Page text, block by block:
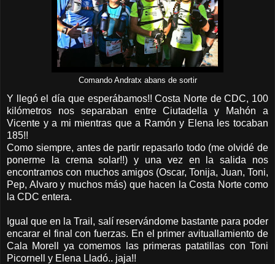
Comando Andratx abans de sortir
Y llegó el día que esperábamos!! Costa Norte de CDC, 100
kilómetros nos separaban entre Ciutadella y Mahón a
Vicente y a mi mientras que a Ramón y Elena les tocaban
185!!
Como siempre, antes de partir repasarlo todo (me olvidé de
ponerme la crema solar!!) y una vez en la salida nos
encontramos con muchos amigos (Oscar, Tonija, Juan, Toni,
Pep, Alvaro y muchos más) que hacen la Costa Norte como
la CDC entera.
Igual que en la Trail, salí reservándome bastante para poder
encarar el final con fuerzas. En el primer avituallamiento de
Cala Morell ya comemos las primeras patatillas con Toni
Picornell y Elena Lladó.. jaja!!